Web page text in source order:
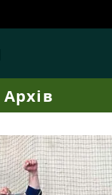
Архів